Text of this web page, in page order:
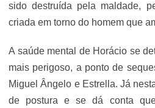
sido destruída pela maldade,
criada em torno do homem que
A saúde mental de Horácio se
mais perigoso, a ponto de
Miguel Ângelo e Estrella. Já
de postura e se dá conta